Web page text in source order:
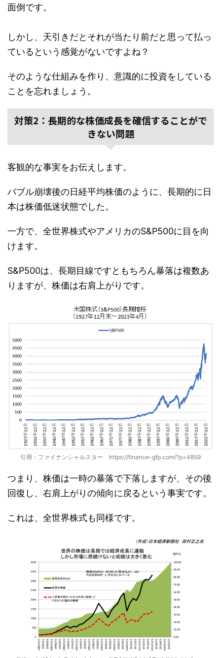
面倒です。
しかし、天引きだとそれが当たり前だと思って払っ
ているという感覚がないですよね？
そのような仕組みを作り、意識的に投資をしている
ことを忘れましょう。
対策2：長期的な株価成長を確信することがで
きない問題
客観的な事実をお伝えします。
バブル崩壊後の日経平均株価のように、長期的に日
本は株価低迷状態でした。
一方で、全世界株式やアメリカのS&P500に目を向
けます。
S&P500は、長期目線ですともちろん暴落は複数あ
りますが、株価は右肩上がりです。
引用：ファイナンシャルスター https://finance-gfp.com/?p=4859
つまり、株価は一時の暴落で下落しますが、その後
回復し、右肩上がりの傾向に戻るという事実です。
これは、全世界株式も同様です。